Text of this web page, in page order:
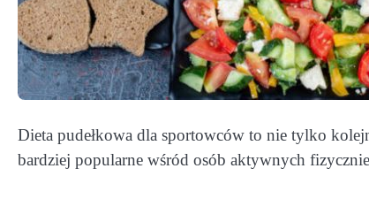
Dieta pudełkowa dla sportowców to nie tylko
bardziej popularne wśród osób aktywnych